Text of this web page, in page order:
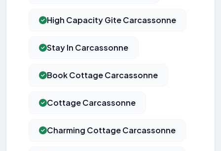
High Capacity Gite Carcassonne
Stay In Carcassonne
Book Cottage Carcassonne
Cottage Carcassonne
Charming Cottage Carcassonne